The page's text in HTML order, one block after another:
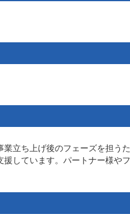
立ち上げ後のフェーズを担うた
しています。パートナー様や